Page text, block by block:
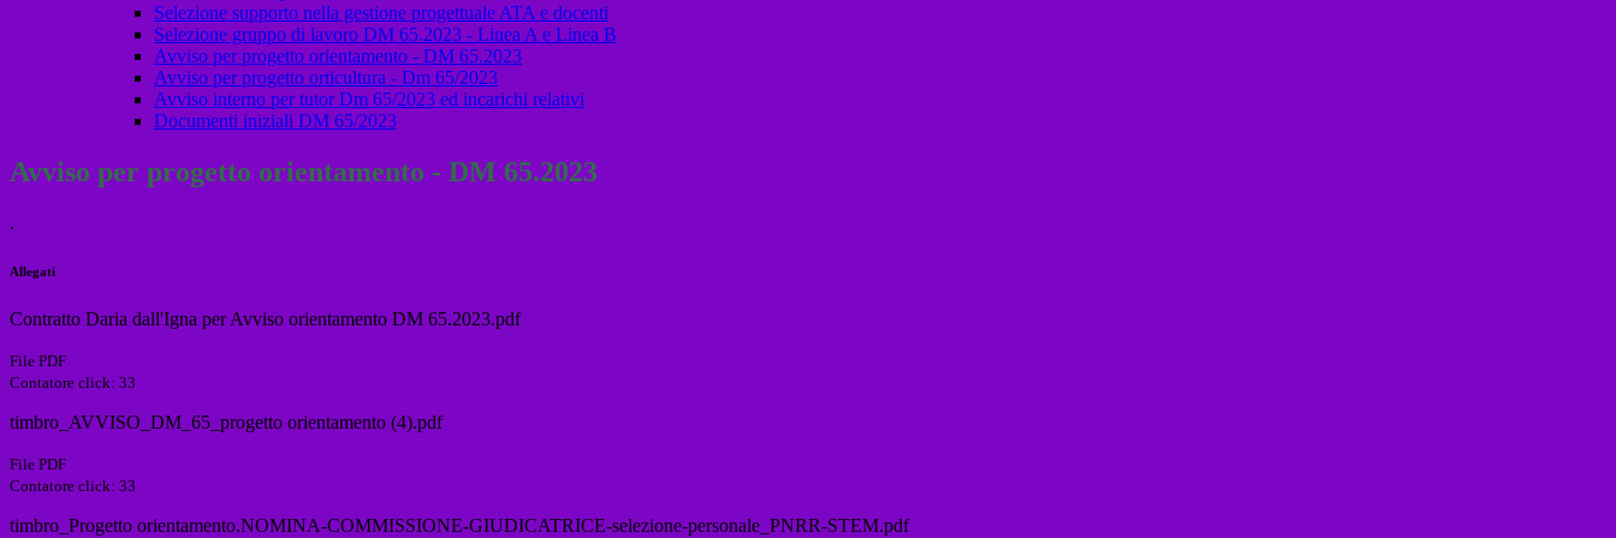
Selezione supporto nella gestione progettuale ATA e docenti
Selezione gruppo di lavoro DM 65.2023 - Linea A e Linea B
Avviso per progetto orientamento - DM 65.2023
Avviso per progetto orticultura - Dm 65/2023
Avviso interno per tutor Dm 65/2023 ed incarichi relativi
Documenti iniziali DM 65/2023
Avviso per progetto orientamento - DM 65.2023
.
Allegati
Contratto Daria dall'Igna per Avviso orientamento DM 65.2023.pdf
File PDF
Contatore click: 33
timbro_AVVISO_DM_65_progetto orientamento (4).pdf
File PDF
Contatore click: 33
timbro_Progetto orientamento.NOMINA-COMMISSIONE-GIUDICATRICE-selezione-personale_PNRR-STEM.pdf